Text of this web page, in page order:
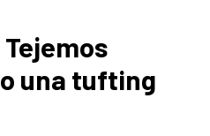
una tufting